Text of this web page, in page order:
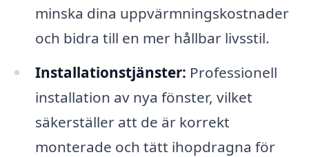
minska dina uppvärmningskostnader
och bidra till en mer hållbar livsstil.
Installationstjänster: Professionell
installation av nya fönster, vilket
säkerställer att de är korrekt
monterade och tätt ihopdragna för